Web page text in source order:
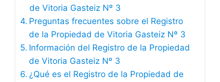
de Vitoria Gasteiz Nº 3
Preguntas frecuentes sobre el Registro
de la Propiedad de Vitoria Gasteiz Nº 3
Información del Registro de la Propiedad
de Vitoria Gasteiz Nº 3
¿Qué es el Registro de la Propiedad de